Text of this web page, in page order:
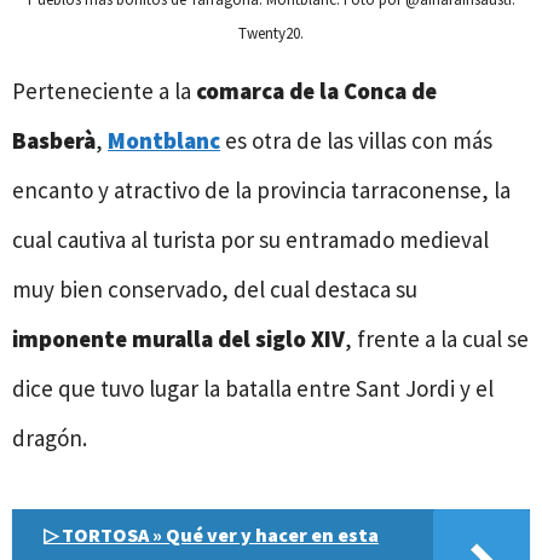
Twenty20.
Perteneciente a la comarca de la Conca de
Basberà, Montblanc es otra de las villas con más
encanto y atractivo de la provincia tarraconense, la
cual cautiva al turista por su entramado medieval
muy bien conservado, del cual destaca su
imponente muralla del siglo XIV, frente a la cual se
dice que tuvo lugar la batalla entre Sant Jordi y el
dragón.
▷ TORTOSA » Qué ver y hacer en esta